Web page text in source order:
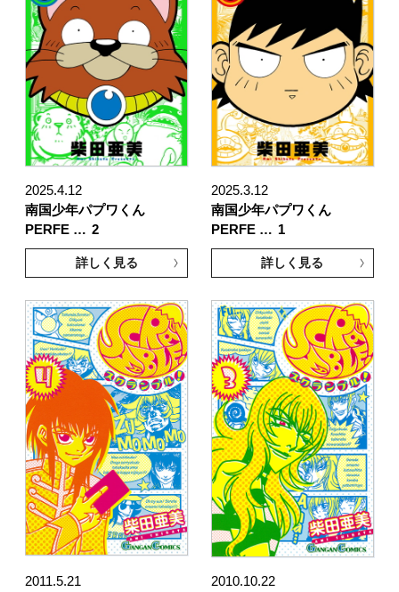
2025.4.12
南国少年パプワくん
PERFE … 2
詳しく見る
2025.3.12
南国少年パプワくん
PERFE … 1
詳しく見る
2011.5.21
2010.10.22